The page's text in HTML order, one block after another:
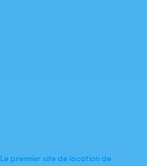
Le premier site de location de